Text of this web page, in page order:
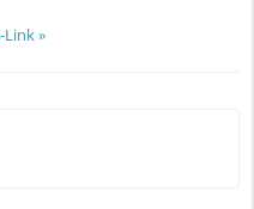
Link »